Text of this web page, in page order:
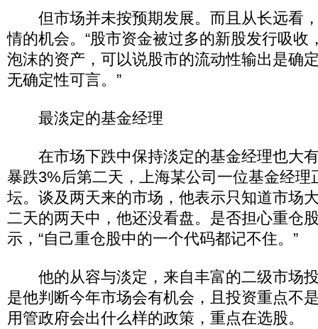
但市场并未按预期发展。而且从长远看
情的机会。“股市资金被过多的新股发行吸收
泡沫的资产，可以说股市的流动性输出是确
无确定性可言。”
最淡定的基金经理
在市场下跌中保持淡定的基金经理也大
暴跌3%后第二天，上海某公司一位基金经理
坛。谈及两天来的市场，他表示只知道市场
二天的两天中，他还没看盘。是否担心重仓
示，“自己重仓股中的一个代码都记不住。”
他的从容与淡定，来自丰富的二级市场
是他判断今年市场会有机会，且投资重点不
用管政府会出什么样的政策，重点在选股。